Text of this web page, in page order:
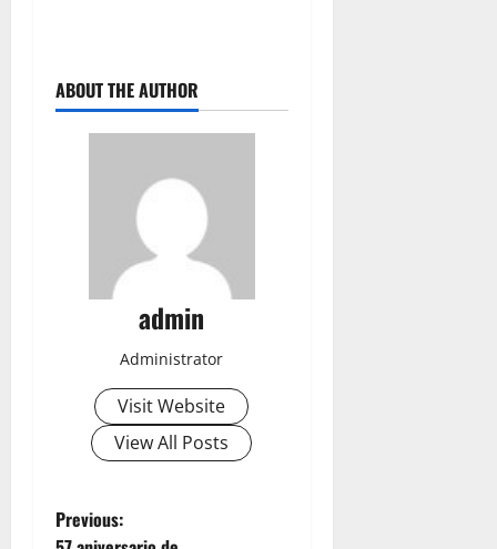
ABOUT THE AUTHOR
admin
Administrator
Visit Website
View All Posts
P
Previous: